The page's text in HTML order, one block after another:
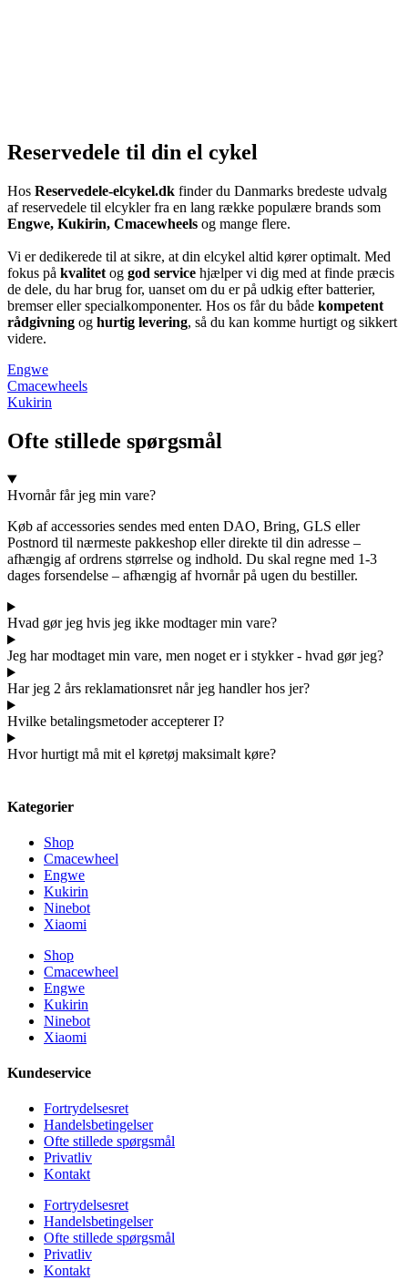
Reservedele til din el cykel
Hos Reservedele-elcykel.dk finder du Danmarks bredeste udvalg
af reservedele til elcykler fra en lang række populære brands som
Engwe, Kukirin, Cmacewheels og mange flere.
Vi er dedikerede til at sikre, at din elcykel altid kører optimalt. Med
fokus på kvalitet og god service hjælper vi dig med at finde præcis
de dele, du har brug for, uanset om du er på udkig efter batterier,
bremser eller specialkomponenter. Hos os får du både kompetent
rådgivning og hurtig levering, så du kan komme hurtigt og sikkert
videre.
Engwe
Cmacewheels
Kukirin
Ofte stillede spørgsmål
Hvornår får jeg min vare?
Køb af accessories sendes med enten DAO, Bring, GLS eller
Postnord til nærmeste pakkeshop eller direkte til din adresse –
afhængig af ordrens størrelse og indhold. Du skal regne med 1-3
dages forsendelse – afhængig af hvornår på ugen du bestiller.
Hvad gør jeg hvis jeg ikke modtager min vare?
Jeg har modtaget min vare, men noget er i stykker - hvad gør jeg?
Har jeg 2 års reklamationsret når jeg handler hos jer?
Hvilke betalingsmetoder accepterer I?
Hvor hurtigt må mit el køretøj maksimalt køre?
Kategorier
Shop
Cmacewheel
Engwe
Kukirin
Ninebot
Xiaomi
Shop
Cmacewheel
Engwe
Kukirin
Ninebot
Xiaomi
Kundeservice
Fortrydelsesret
Handelsbetingelser
Ofte stillede spørgsmål
Privatliv
Kontakt
Fortrydelsesret
Handelsbetingelser
Ofte stillede spørgsmål
Privatliv
Kontakt